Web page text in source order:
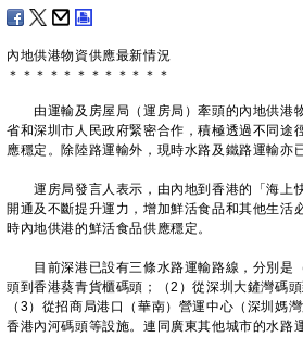
內地供港物資供應最新情況
＊ ＊ ＊ ＊ ＊ ＊ ＊ ＊ ＊ ＊ ＊ ＊
由運輸及房屋局（運房局）牽頭的內地供港
省和深圳市人民政府緊密合作，積極透過不同途
應穩定。除陸路運輸外，現時水路及鐵路運輸亦
運房局發言人表示，由內地到香港的「海上
開通及不斷提升運力，增加鮮活食品和其他生活
時內地供港的鮮活食品供應穩定。
目前深港已設有三條水路運輸路線，分別是
頭到香港葵青貨櫃碼頭；（2）從深圳大鏟灣碼
（3）從招商局港口（華南）營運中心（深圳媽
香港內河碼頭等設施。連同廣東其他城市的水路